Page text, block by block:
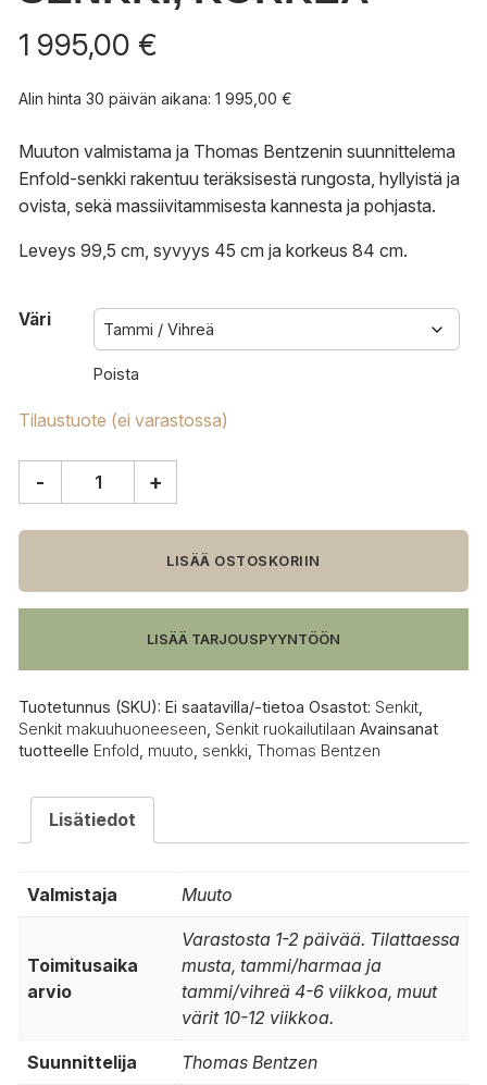
1 995,00 €
Alin hinta 30 päivän aikana: 1 995,00 €
Muuton valmistama ja Thomas Bentzenin suunnittelema
Enfold-senkki rakentuu teräksisestä rungosta, hyllyistä ja
ovista, sekä massiivitammisesta kannesta ja pohjasta.
Leveys 99,5 cm, syvyys 45 cm ja korkeus 84 cm.
Väri
Poista
Tilaustuote (ei varastossa)
senkki,
määrä
- +
LISÄÄ OSTOSKORIIN
LISÄÄ TARJOUSPYYNTÖÖN
Tuotetunnus (SKU): Ei saatavilla/-tietoa Osastot: Senkit
Senkit makuuhuoneeseen Senkit ruokailutilaan Avainsanat
tuotteelle Enfold muuto senkki Thomas Bentzen
Lisätiedot
Valmistaja Muuto
Toimitusaika
arvio
Varastosta 1-2 päivää. Tilattaessa
musta, tammi/harmaa ja
tammi/vihreä 4-6 viikkoa, muut
värit 10-12 viikkoa.
Suunnittelija Thomas Bentzen